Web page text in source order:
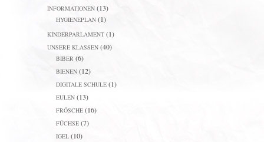
INFORMATIONEN(13)
HYGIENEPLAN(1)
KINDERPARLAMENT(1)
UNSERE KLASSEN(40)
BIBER (6)
BIENEN(12)
DIGITALE SCHULE(1)
EULEN(13)
FRÖSCHE(16)
FÜCHSE(7)
IGEL(10)